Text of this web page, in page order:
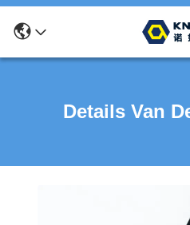
Details Van